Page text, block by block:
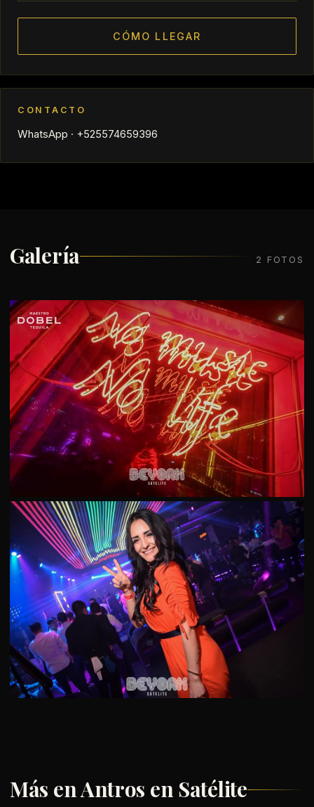
CÓMO LLEGAR
CONTACTO
WhatsApp · +525574659396
Galería 2 FOTOS
Más en Antros en Satélite